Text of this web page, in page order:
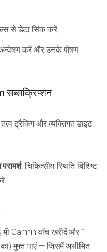
से डेटा सिंक करें
अन्वेषण करें और उनके पोषण
ट्रैकिंग और व्यक्तिगत डाइट
, चिकित्सीय स्थिति-विशिष्ट
Garmin वॉच खरीदें और 1
मुफ्त पाएं — जिसमें असीमित